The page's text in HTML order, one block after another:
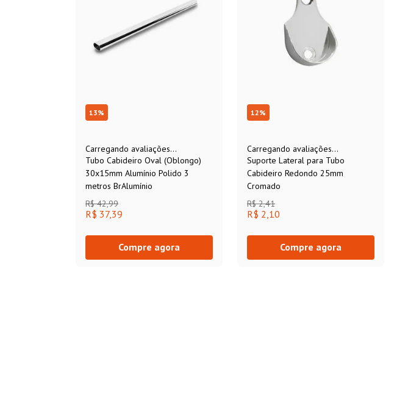
13%
Carregando avaliações...
Tubo Cabideiro Oval (Oblongo)
30x15mm Alumínio Polido 3
metros BrAlumínio
R$ 42,99
R$ 37,39
Compre agora
12%
Carregando avaliações...
Suporte Lateral para Tubo
Cabideiro Redondo 25mm
Cromado
R$ 2,41
R$ 2,10
Compre agora